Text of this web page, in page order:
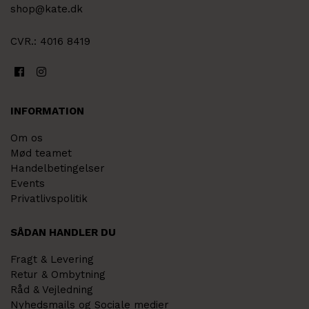
shop@kate.dk
CVR.: 4016 8419
INFORMATION
Om os
Mød teamet
Handelbetingelser
Events
Privatlivspolitik
SÅDAN HANDLER DU
Fragt & Levering
Retur & Ombytning
Råd & Vejledning
Nyhedsmails og Sociale medier